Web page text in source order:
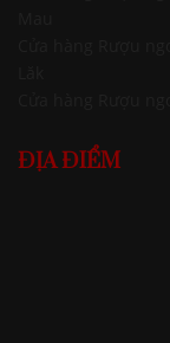
ĐỊA ĐIỂM